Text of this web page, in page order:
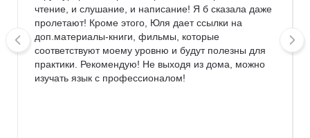
чтение, и слушание, и написание! Я б сказала даже
пролетают! Кроме этого, Юля дает ссылки на
доп.материалы-книги, фильмы, которые
соответствуют моему уровню и будут полезны для
практики. Рекомендую! Не выходя из дома, можно
изучать язык с профессионалом!